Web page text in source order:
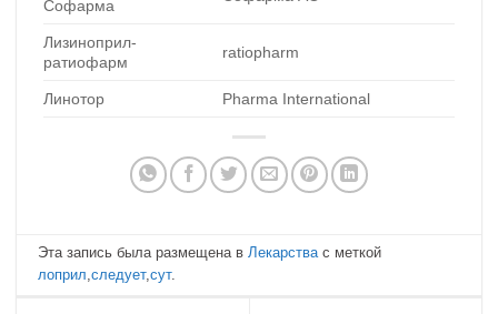
Софарма
Лизиноприл-
ратиофарм
ratiopharm
Линотор Pharma International
Эта запись была размещена вЛекарствас меткой
лоприл,следует,сут.